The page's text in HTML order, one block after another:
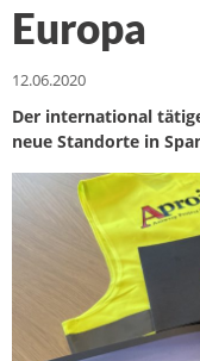
Europa
12.06.2020
Der international
neue Standorte in